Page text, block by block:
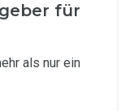
für
als nur ein